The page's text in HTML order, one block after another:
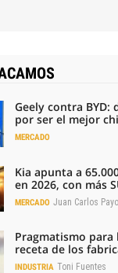
Geely contra BYD:
por ser el mejor
MERCADO
Kia apunta a
en 2026, con más
MERCADO Juan Carlos Payo
Pragmatismo
receta de los
INDUSTRIA Toni Fuentes